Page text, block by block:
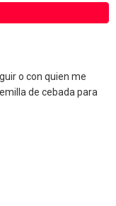
o con quien me
de cebada para